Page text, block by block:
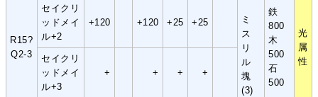
R15?
Q2-3
セイクリ
ッドメイ
ル+2
+120 +120 +25 +25
ミ
ス
リ
ル
塊
(3)
鉄
800
木
500
石
500
光
属
性
セイクリ
ッドメイ
ル+3
+ + + +